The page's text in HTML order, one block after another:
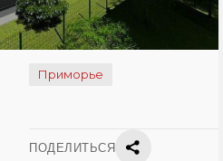
Приморье
ПОДЕЛИТЬСЯ